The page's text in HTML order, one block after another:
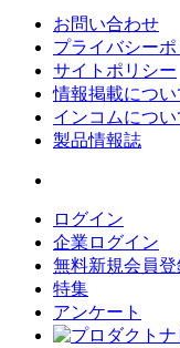
お問い合わせ
プライバシー
サイトポリシー
情報掲載につい
インコムについ
製品情報誌
ログイン
企業ログイン
無料新規会員登
特集
アンケート